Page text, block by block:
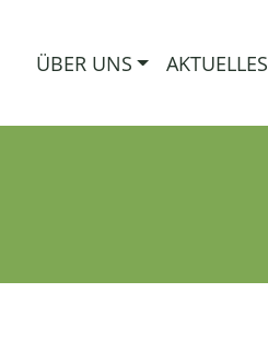
ÜBER UNS AKTUELLES